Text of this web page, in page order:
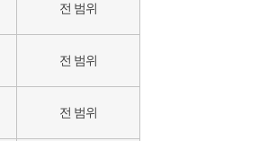
전 범위
전 범위
전 범위